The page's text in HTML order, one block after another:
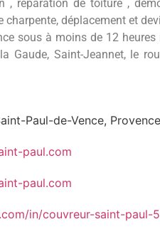
, réparation de toiture ,
déplacement et
sous à moins de 12
Gaude, Saint-Jeannet, le
Paul-de-Vence,
paul.com
paul.com
in/couvreur-saint-paul-